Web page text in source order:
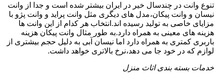
تنوع وانت در چندسال خیر در ایران بیشتر شده است و جدا از وانت
نیسان و وانت پیکان،مدل های دیگری مثل وانت پراید و وانت پژو با
مزایای خاصی به تولید رسیده اند.انتخاب هر کدام از این وانت ها
هزینه های معینی به همراه دارد.به طور مثال وانت پیکان هزینه
باربری کمتری به همراه دارد اما نیسان آبی به دلیل حجم بیشتری از
لوازم که در خود جا می دهد،نرخ بالاتری خواهد داشت.
خدمات بسته بندی اثاث منزل